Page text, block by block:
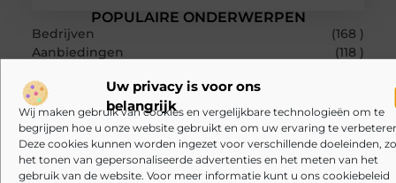
Uw privacy is voor ons
belangrijk
Wij maken gebruik van cookies en vergelijkbare technologieën om te
begrijpen hoe u onze website gebruikt en om uw ervaring te
Deze cookies kunnen worden ingezet voor verschillende doeleinden,
het tonen van gepersonaliseerde advertenties en het meten van het
gebruik van de website. Voor meer informatie kunt u ons cookiebeleid
POPULAIRE ONDERWERPEN
Bedrijven
(168 )
Aanbiedingen
(118 )
Dienstverlening
Zakelijke dienstverlening
(59 )
RECENTE BERICHTEN
Open aanhanger of kiepaanhanger huren: welke
past bij jouw klus?